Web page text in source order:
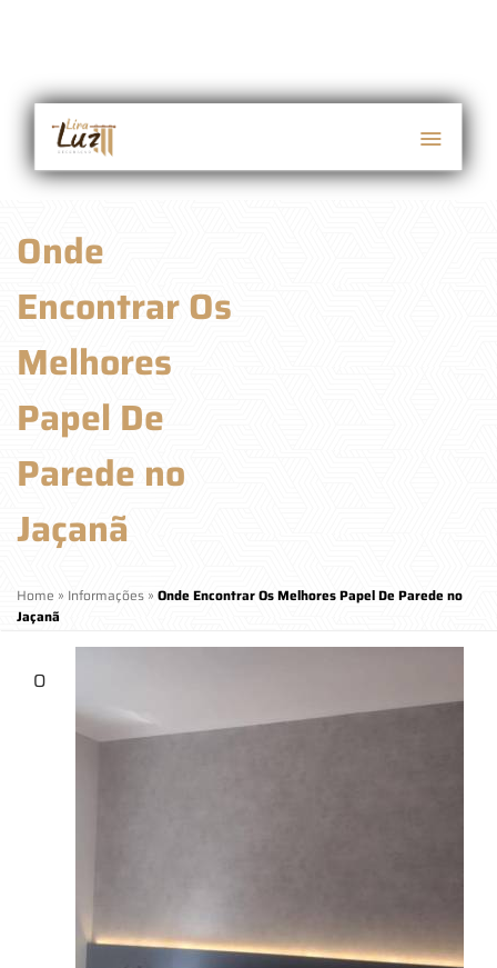
Onde
Encontrar Os
Melhores
Papel De
Parede no
Jaçanã
Home » Informações » Onde Encontrar Os Melhores Papel De Parede no
Jaçanã
O